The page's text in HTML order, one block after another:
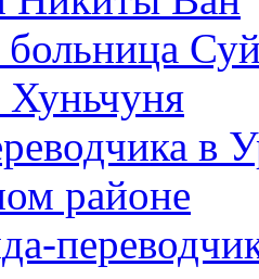
в
районе